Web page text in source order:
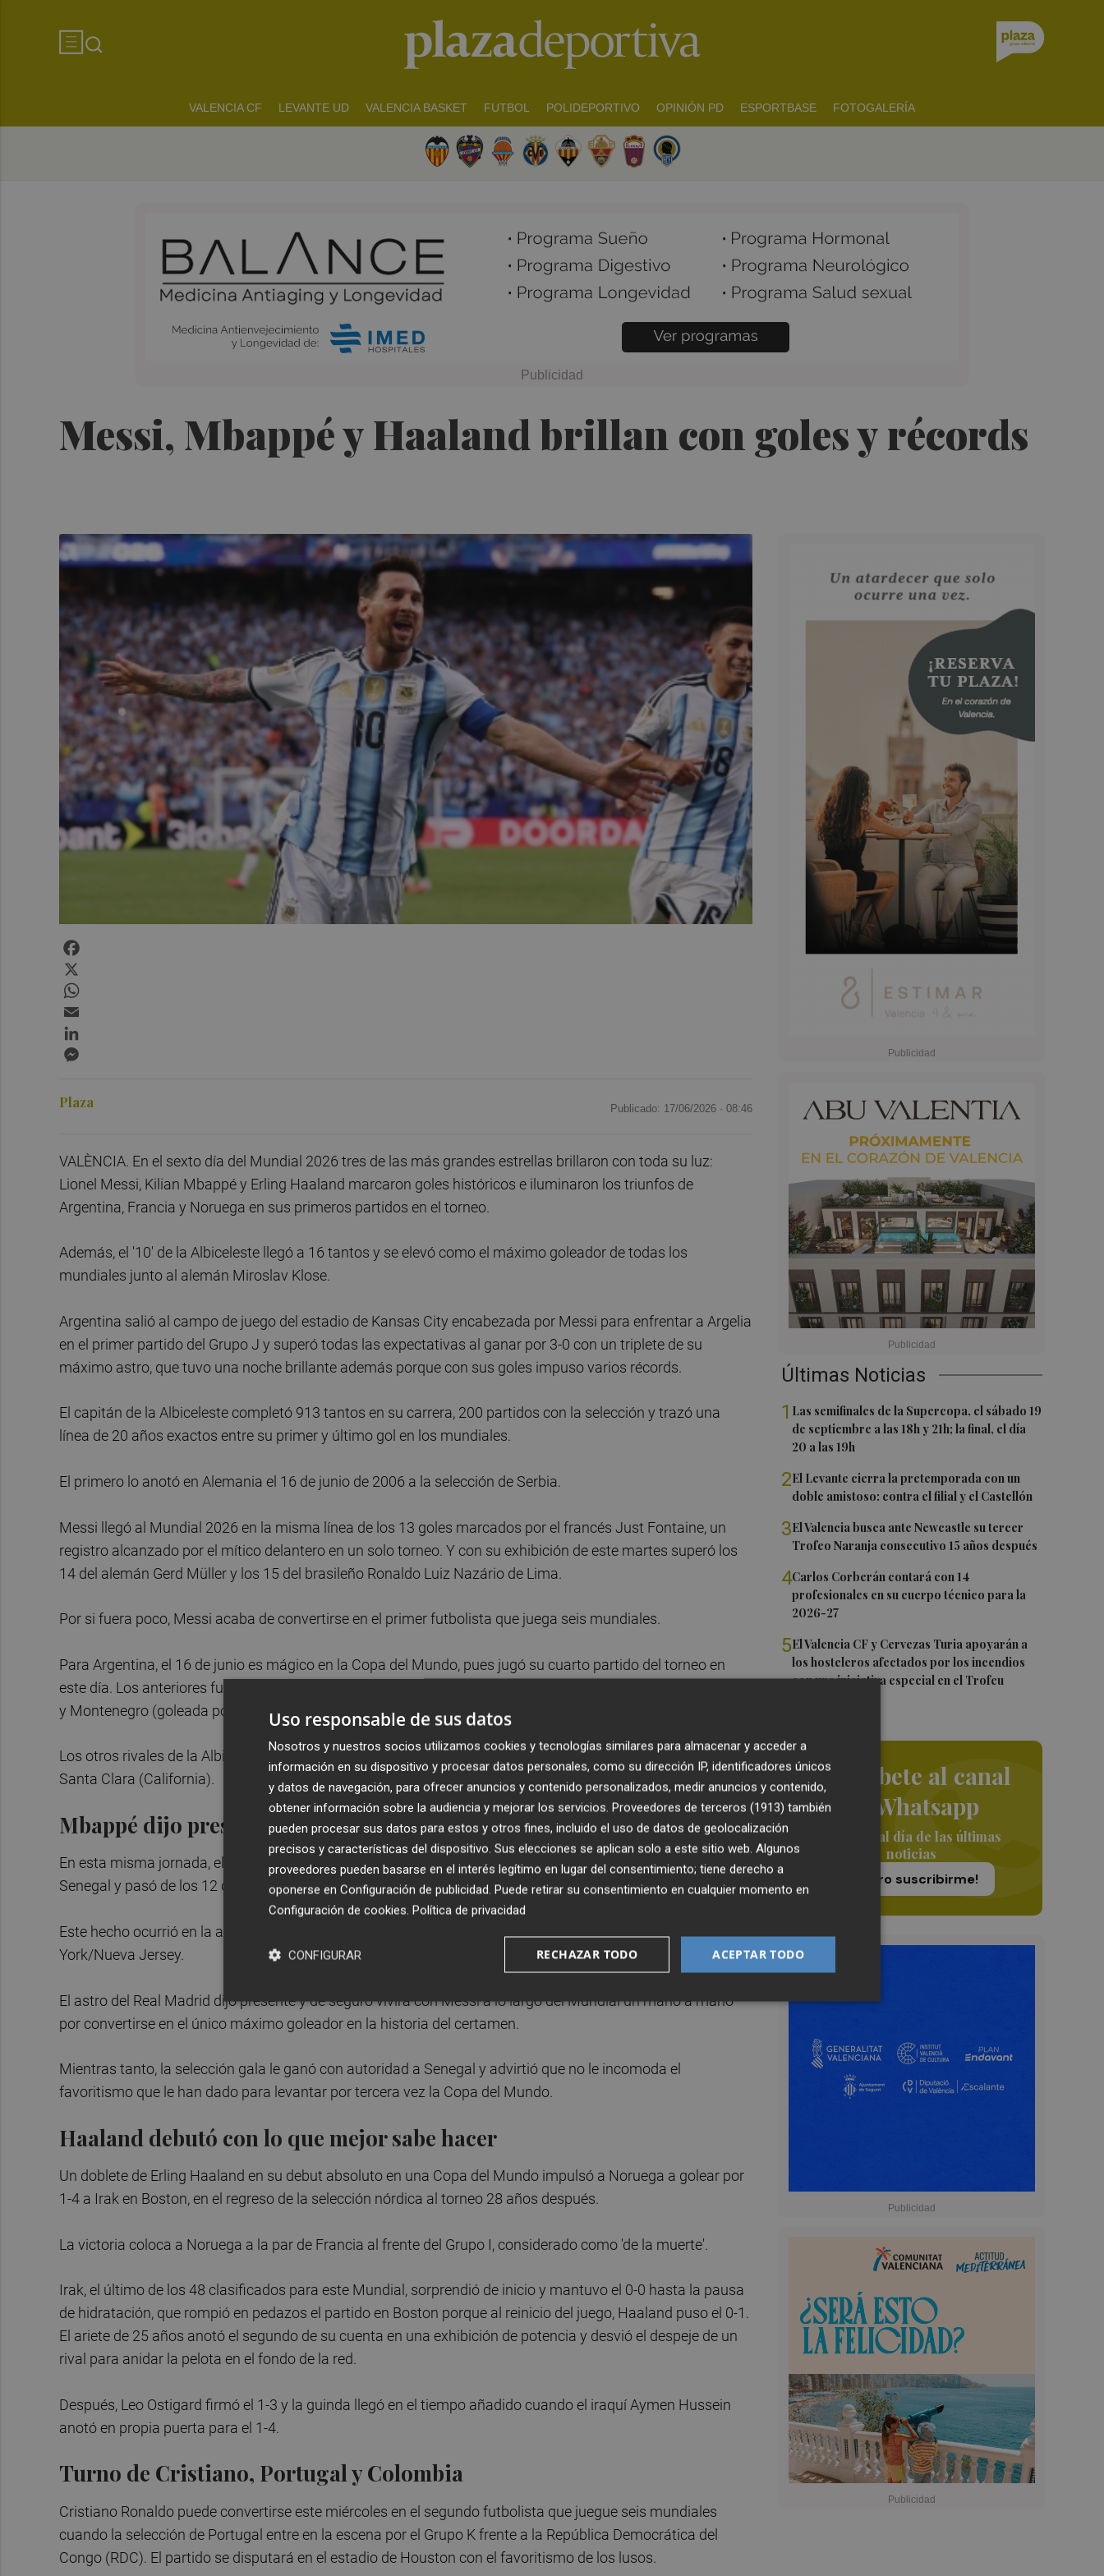
VALENCIA CF LEVANTE UD VALENCIA BASKET FUTBOL POLIDEPORTIVO OPINIÓN PD ESPORTBASE FOTOGALERÍA
Messi, Mbappé y Haaland brillan con goles y récords
Últimas Noticias
1 Las semifinales de la Supercopa, el sábado 19
de septiembre a las 18h y 21h; la final, el día
20 a las 19h
2El Levante cierra la pretemporada con un
doble amistoso: contra el filial y el Castellón
3El Valencia busca ante Newcastle su tercer
Trofeo Naranja consecutivo 15 años después
4Carlos Corberán contará con 14
profesionales en su cuerpo técnico para la
2026-27
5El Valencia CF y Cervezas Turia apoyarán a
los hosteleros afectados por los incendios
con una iniciativa especial en el Trofeu
Suscríbete al canal
de Whatsapp
Siempre al día de las últimas
noticias
¡Quiero suscribirme!
Plaza Publicado: 17/06/2026 · 08:46
VALÈNCIA. En el sexto día del Mundial 2026 tres de las más grandes estrellas brillaron con toda su luz:
Lionel Messi, Kilian Mbappé y Erling Haaland marcaron goles históricos e iluminaron los triunfos de
Argentina, Francia y Noruega en sus primeros partidos en el torneo.
Además, el '10' de la Albiceleste llegó a 16 tantos y se elevó como el máximo goleador de todas los
mundiales junto al alemán Miroslav Klose.
Argentina salió al campo de juego del estadio de Kansas City encabezada por Messi para enfrentar a Argelia
en el primer partido del Grupo J y superó todas las expectativas al ganar por 3-0 con un triplete de su
máximo astro, que tuvo una noche brillante además porque con sus goles impuso varios récords.
El capitán de la Albiceleste completó 913 tantos en su carrera, 200 partidos con la selección y trazó una
línea de 20 años exactos entre su primer y último gol en los mundiales.
El primero lo anotó en Alemania el 16 de junio de 2006 a la selección de Serbia.
Messi llegó al Mundial 2026 en la misma línea de los 13 goles marcados por el francés Just Fontaine, un
registro alcanzado por el mítico delantero en un solo torneo. Y con su exhibición de este martes superó los
14 del alemán Gerd Müller y los 15 del brasileño Ronaldo Luiz Nazário de Lima.
Por si fuera poco, Messi acaba de convertirse en el primer futbolista que juega seis mundiales.
Para Argentina, el 16 de junio es mágico en la Copa del Mundo, pues jugó su cuarto partido del torneo en
este día. Los anteriores fueron en México 1986 frente a Uruguay (victoria 1-0), en Alemania 2006 ante Serbia
y Montenegro (goleada por 6-0) y en Rusia 2018 contra Islandia (empate 1-1).
Los otros rivales de la Albiceleste en el Grupo J, Austria y Jordania, cerraban la fecha en el Levi's Stadium, en
Santa Clara (California).
Mbappé dijo presente, Francia también
En esta misma jornada, el francés Kylian Mbappé aportó un doblete a la victoria por 3-1 de Francia sobre
Senegal y pasó de los 12 que también anotó Pelé hasta los 14 de Müller.
Este hecho ocurrió en la apertura del Grupo I durante el partido jugado en el estadio MetLife de Nueva
York/Nueva Jersey.
El astro del Real Madrid dijo presente y de seguro vivirá con Messi a lo largo del Mundial un mano a mano
por convertirse en el único máximo goleador en la historia del certamen.
Mientras tanto, la selección gala le ganó con autoridad a Senegal y advirtió que no le incomoda el
favoritismo que le han dado para levantar por tercera vez la Copa del Mundo.
Haaland debutó con lo que mejor sabe hacer
Un doblete de Erling Haaland en su debut absoluto en una Copa del Mundo impulsó a Noruega a golear por
1-4 a Irak en Boston, en el regreso de la selección nórdica al torneo 28 años después.
La victoria coloca a Noruega a la par de Francia al frente del Grupo I, considerado como 'de la muerte'.
Irak, el último de los 48 clasificados para este Mundial, sorprendió de inicio y mantuvo el 0-0 hasta la pausa
de hidratación, que rompió en pedazos el partido en Boston porque al reinicio del juego, Haaland puso el 0-1.
El ariete de 25 años anotó el segundo de su cuenta en una exhibición de potencia y desvió el despeje de un
rival para anidar la pelota en el fondo de la red.
Después, Leo Ostigard firmó el 1-3 y la guinda llegó en el tiempo añadido cuando el iraquí Aymen Hussein
anotó en propia puerta para el 1-4.
Turno de Cristiano, Portugal y Colombia
Cristiano Ronaldo puede convertirse este miércoles en el segundo futbolista que juegue seis mundiales
cuando la selección de Portugal entre en la escena por el Grupo K frente a la República Democrática del
Congo (RDC). El partido se disputará en el estadio de Houston con el favoritismo de los lusos.
Uso responsable de sus datos
Nosotros y nuestros socios utilizamos cookies y tecnologías similares para almacenar y acceder a
información en su dispositivo y procesar datos personales, como su dirección IP, identificadores únicos
y datos de navegación, para ofrecer anuncios y contenido personalizados, medir anuncios y contenido,
obtener información sobre la audiencia y mejorar los servicios. Proveedores de terceros (1913) también
pueden procesar sus datos para estos y otros fines, incluido el uso de datos de geolocalización
precisos y características del dispositivo. Sus elecciones se aplican solo a este sitio web. Algunos
proveedores pueden basarse en el interés legítimo en lugar del consentimiento; tiene derecho a
oponerse en Configuración de publicidad. Puede retirar su consentimiento en cualquier momento en
Configuración de cookies. Política de privacidad
ACEPTAR TODO
RECHAZAR TODO
CONFIGURAR